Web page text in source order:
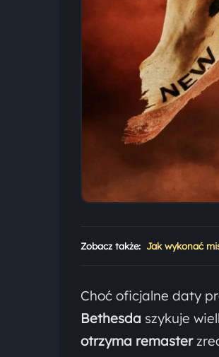
Zobacz także: Jak wykonać
Choć oficjalne daty
Bethesda szykuje
otrzyma remaster